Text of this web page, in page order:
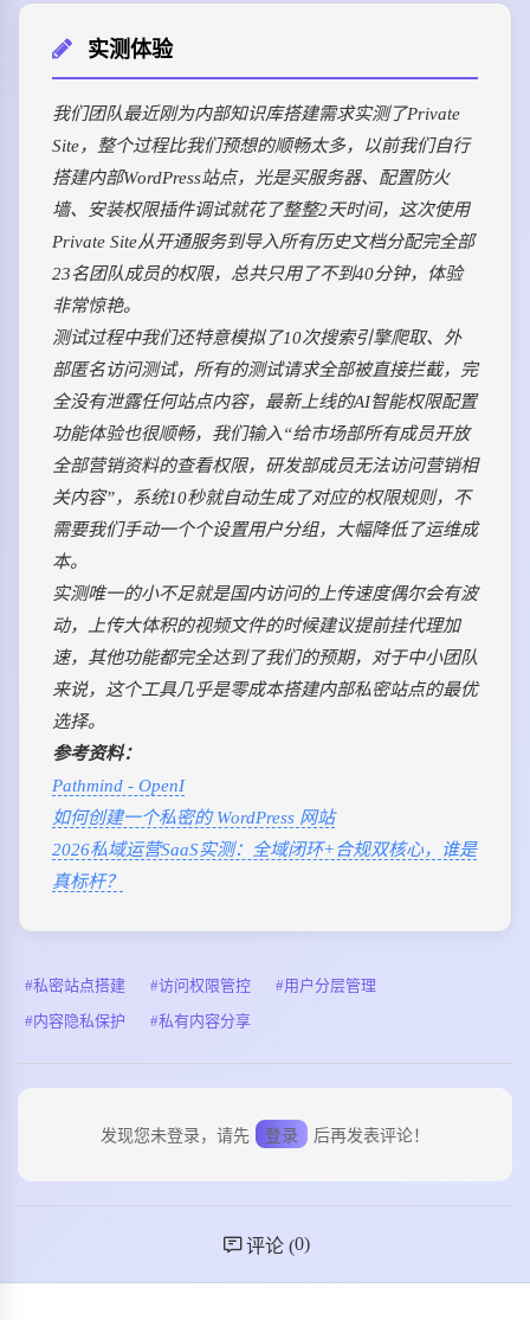
实测体验
我们团队最近刚为内部知识库搭建需求实测了Private
Site，整个过程比我们预想的顺畅太多，以前我们自行
搭建内部WordPress站点，光是买服务器、配置防火
墙、安装权限插件调试就花了整整2天时间，这次使用
Private Site从开通服务到导入所有历史文档分配完全部
23名团队成员的权限，总共只用了不到40分钟，体验
非常惊艳。
测试过程中我们还特意模拟了10次搜索引擎爬取、外
部匿名访问测试，所有的测试请求全部被直接拦截，完
全没有泄露任何站点内容，最新上线的AI智能权限配置
功能体验也很顺畅，我们输入“给市场部所有成员开放
全部营销资料的查看权限，研发部成员无法访问营销相
关内容”，系统10秒就自动生成了对应的权限规则，不
需要我们手动一个个设置用户分组，大幅降低了运维成
本。
实测唯一的小不足就是国内访问的上传速度偶尔会有波
动，上传大体积的视频文件的时候建议提前挂代理加
速，其他功能都完全达到了我们的预期，对于中小团队
来说，这个工具几乎是零成本搭建内部私密站点的最优
选择。
参考资料：
Pathmind - OpenI
如何创建一个私密的 WordPress 网站
2026私域运营SaaS实测：全域闭环+合规双核心，谁是
真标杆？
私密站点搭建 访问权限管控
用户分层管理
内容隐私保护
私有内容分享
发现您未登录，请先 登录 后再发表评论！
评论 (0)